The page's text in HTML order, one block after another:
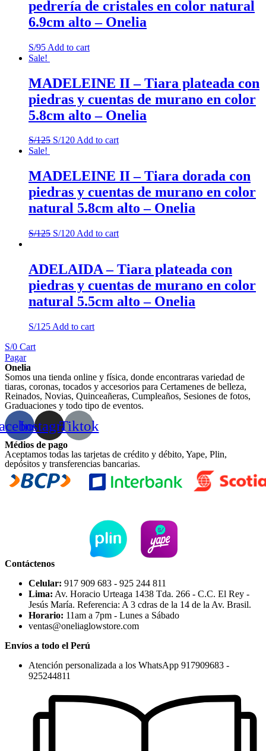
pedrería de cristales en color natural
6.9cm alto – Onelia
S/95 Add to cart
Sale!
MADELEINE II – Tiara plateada con
piedras y cuentas de murano en color
5.8cm alto – Onelia
S/125 S/120Add to cart
Sale!
MADELEINE II – Tiara dorada con
piedras y cuentas de murano en color
natural 5.8cm alto – Onelia
S/125 S/120 Add to cart
ADELAIDA – Tiara plateada con
piedras y cuentas de murano en color
natural 5.5cm alto – Onelia
S/125 Add to cart
S/0 Cart
Pagar
Onelia
Somos una tienda online y física, donde encontraras variedad de
tiaras, coronas, tocados y accesorios para Certamenes de belleza,
Reinados, Novias, Quinceañeras, Cumpleaños, Sesiones de fotos,
Graduaciones y todo tipo de eventos.
InstagramTiktok
Médios de pago
Aceptamos todas las tarjetas de crédito y débito, Yape, Plin,
depósitos y transferencias bancarias.
Contáctenos
Celular: 917 909 683 - 925 244 811
Lima: Av. Horacio Urteaga 1438 Tda. 266 - C.C. El Rey -
Jesús María. Referencia: A 3 cdras de la 14 de la Av. Brasil.
Horario: 11am a 7pm - Lunes a Sábado
ventas@oneliaglowstore.com
Envíos a todo el Perú
Atención personalizada a los WhatsApp 917909683 -
925244811